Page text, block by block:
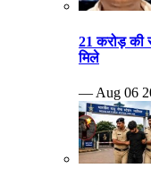
21 करोड़ की
मिले
— Aug 06